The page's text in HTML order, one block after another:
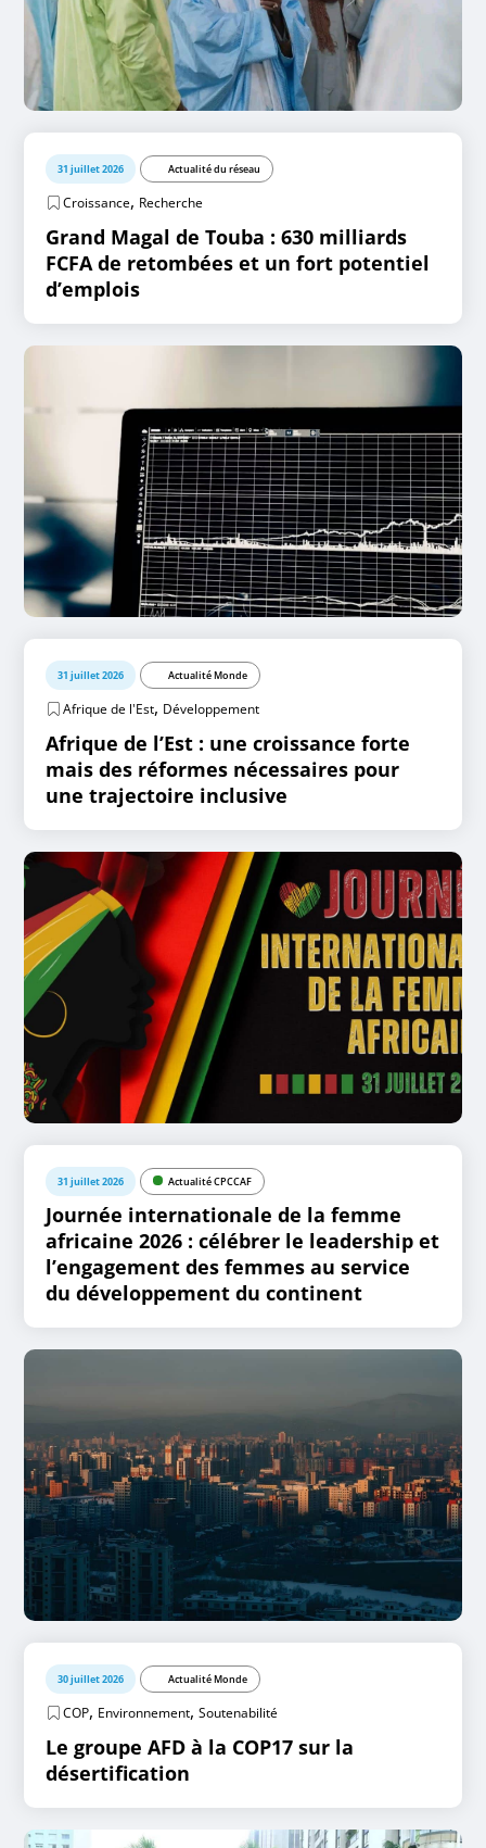
31 juillet 2026 Actualité du réseau
Croissance, Recherche
Grand Magal de Touba : 630 milliards
FCFA de retombées et un fort potentiel
d’emplois
31 juillet 2026 Actualité Monde
Afrique de l'Est, Développement
Afrique de l’Est : une croissance forte
mais des réformes nécessaires pour
une trajectoire inclusive
31 juillet 2026 Actualité CPCCAF
Journée internationale de la femme
africaine 2026 : célébrer le leadership et
l’engagement des femmes au service
du développement du continent
30 juillet 2026 Actualité Monde
COP, Environnement,Soutenabilité
Le groupe AFD à la COP17 sur la
désertification